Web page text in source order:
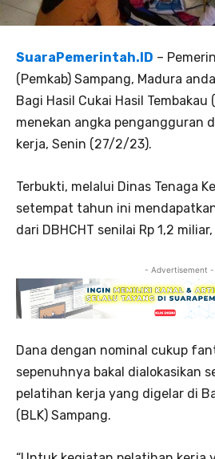
SuaraPemerintah.ID –
(Pemkab) Sampang, Madura
Bagi Hasil Cukai Hasil Tembakau
menekan angka pengangguran
kerja, Senin (27/2/23).
Terbukti, melalui Dinas Tenaga
setempat tahun ini
dari DBHCHT senilai Rp 1,2
- Advertisement -
Dana dengan nominal cukup
sepenuhnya bakal dialokasikan
pelatihan kerja yang digelar di
(BLK) Sampang.